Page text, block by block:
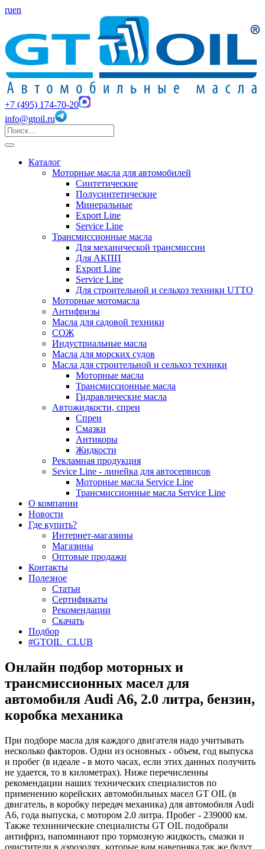
ruen
+7 (495) 174-70-20
info@gtoil.ru
Каталог
Моторные масла для автомобилей
Синтетические
Полусинтетические
Минеральные
Export Line
Service Line
Трансмиссионные масла
Для механической трансмиссии
Для АКПП
Export Line
Service Line
Для строительной и сельхоз техники UTTO
Моторные мотомасла
Антифризы
Масла для садовой техники
СОЖ
Индустриальные масла
Масла для морских судов
Масла для строительной и сельхоз техники
Моторные масла
Трансмиссионные масла
Гидравлические масла
Автожидкости, спреи
Спреи
Смазки
Антикоры
Жидкости
Рекламная продукция
Sevice Line - линейка для автосервисов
Моторные масла Service Line
Трансмиссионные масла Service Line
О компании
Новости
Где купить?
Интернет-магазины
Магазины
Оптовые продажи
Контакты
Полезное
Статьи
Сертификаты
Рекомендации
Скачать
Подбор
#GTOIL_CLUB
Онлайн подбор моторных и
трансмиссионных масел для
автомобиля Audi A6, 2.0 литра, бензин,
коробка механика
При подборе масла для каждого двигателя надо учитывать
несколько факторов. Одни из основных - объем, год выпуска
и пробег (в идеале - в мото часах, если этих данных получить
не удается, то в километрах). Ниже перечисленны
рекомендации наших технических специалистов по
применению корейских автомобильных масел GT OIL (в
двигатель, в коробку передач механика) для автомобиля Audi
A6, года выпуска, с мотором 2.0 литра. Пробег - 239000 км.
Также технинические специалисты GT OIL подобрали
антифриз, напоминают про тормозную жидкость, смазки и
очистители в аэрозолях, которые вам наверняка так же будут